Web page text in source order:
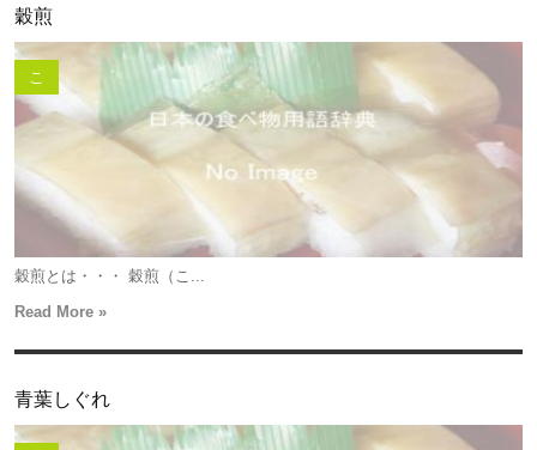
穀煎
こ
穀煎とは・・・ 穀煎（こ...
Read More »
青葉しぐれ